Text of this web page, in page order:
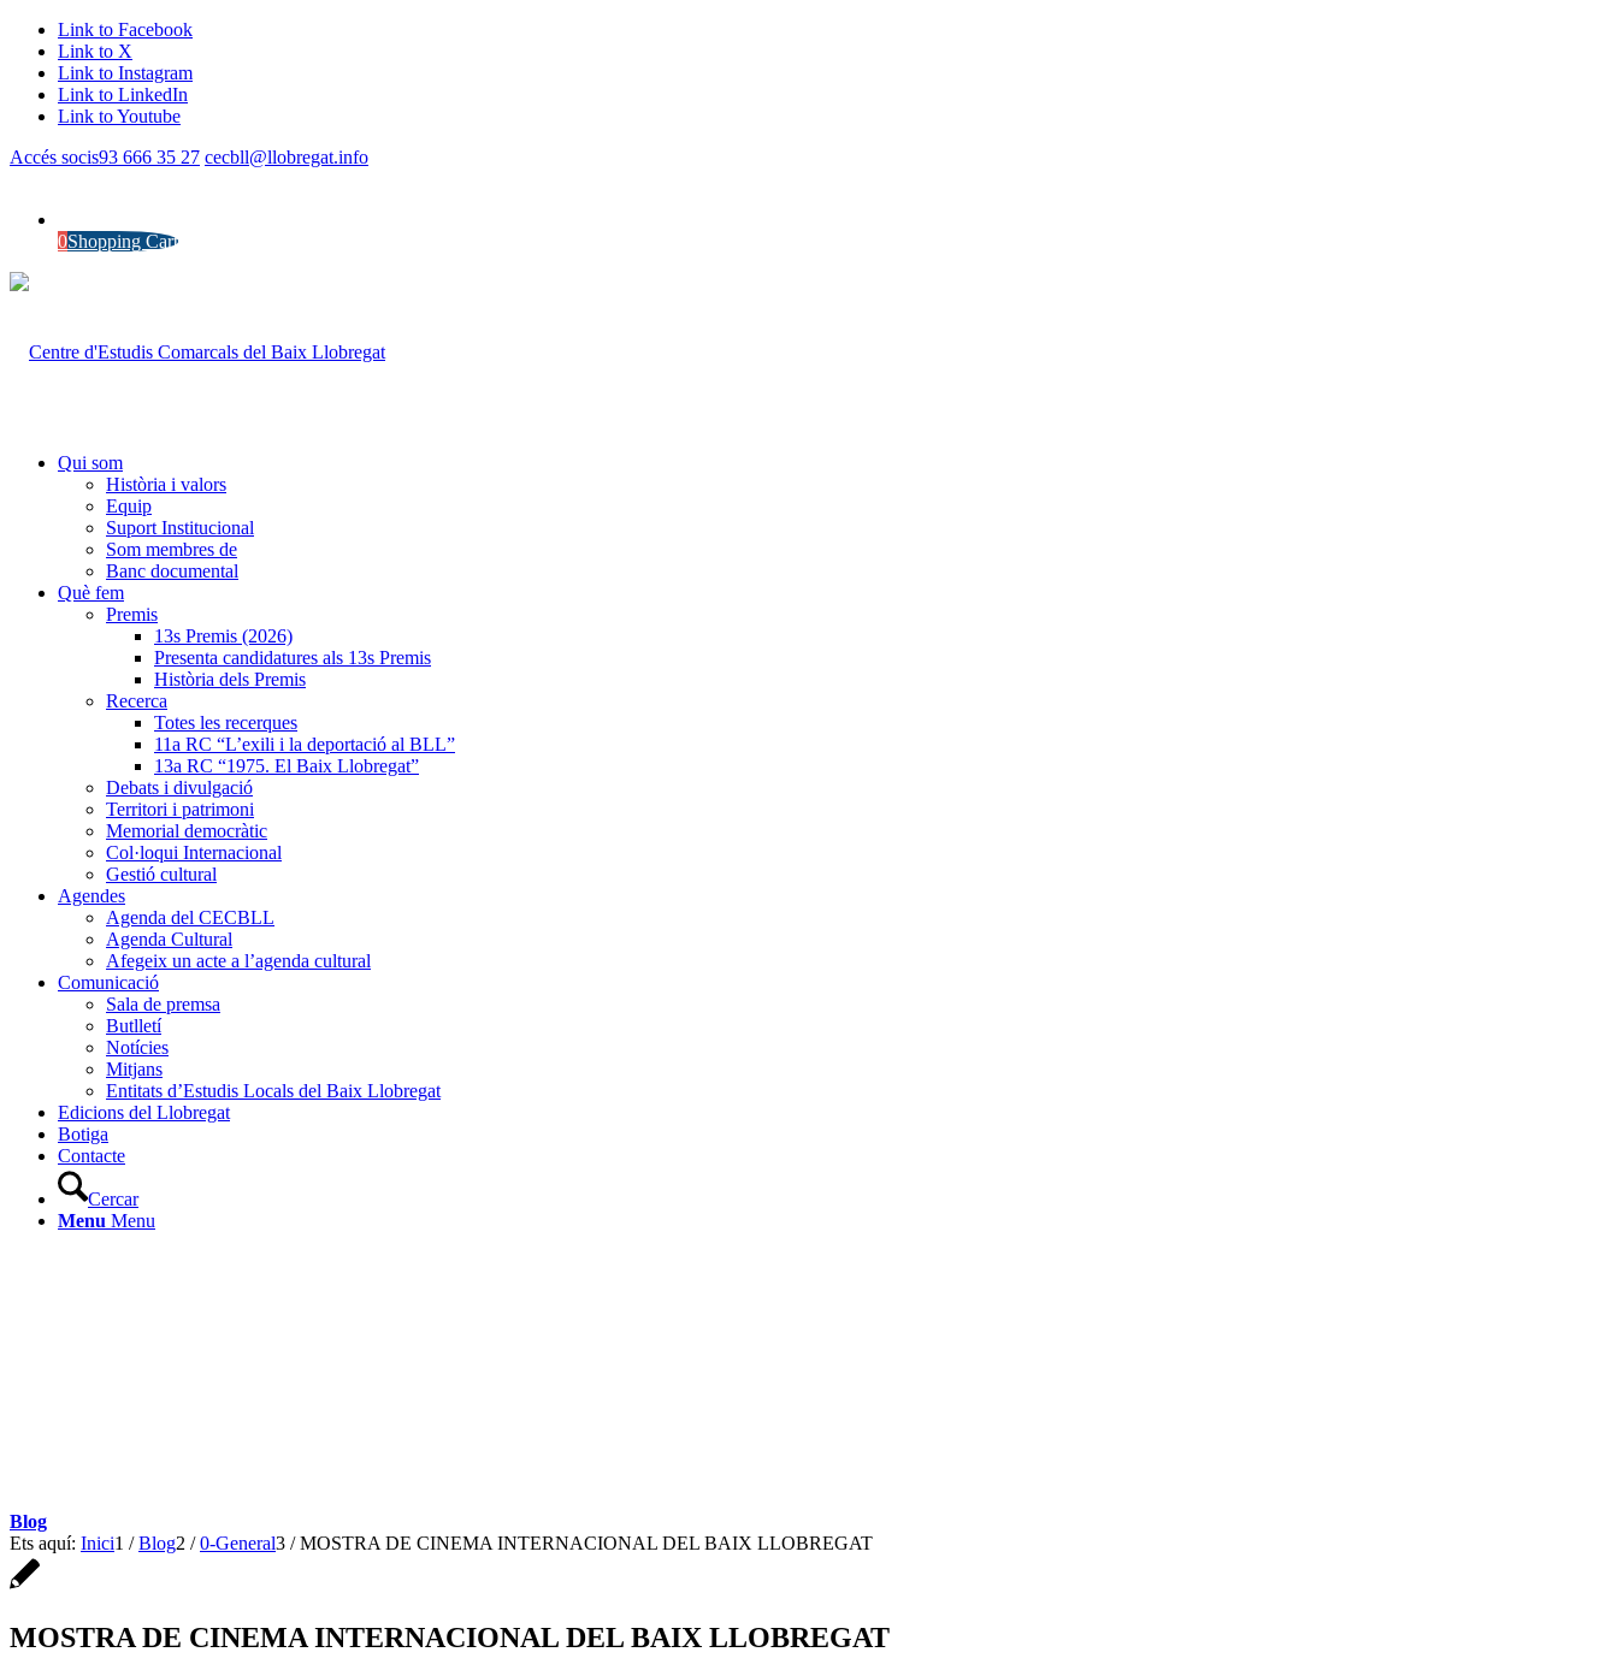
Link to Facebook
Link to X
Link to Instagram
Link to LinkedIn
Link to Youtube
Accés socis93 666 35 27 cecbll@llobregat.info
0Shopping Cart
Qui som
Història i valors
Equip
Suport Institucional
Som membres de
Banc documental
Què fem
Premis
13s Premis (2026)
Presenta candidatures als 13s Premis
Història dels Premis
Recerca
Totes les recerques
11a RC “L’exili i la deportació al BLL”
13a RC “1975. El Baix Llobregat”
Debats i divulgació
Territori i patrimoni
Memorial democràtic
Col·loqui Internacional
Gestió cultural
Agendes
Agenda del CECBLL
Agenda Cultural
Afegeix un acte a l’agenda cultural
Comunicació
Sala de premsa
Butlletí
Notícies
Mitjans
Entitats d’Estudis Locals del Baix Llobregat
Edicions del Llobregat
Botiga
Contacte
Cercar
Menu Menu
Blog
Ets aquí: Inici1 / Blog2 / 0-General3 / MOSTRA DE CINEMA INTERNACIONAL DEL BAIX LLOBREGAT
MOSTRA DE CINEMA INTERNACIONAL DEL BAIX LLOBREGAT